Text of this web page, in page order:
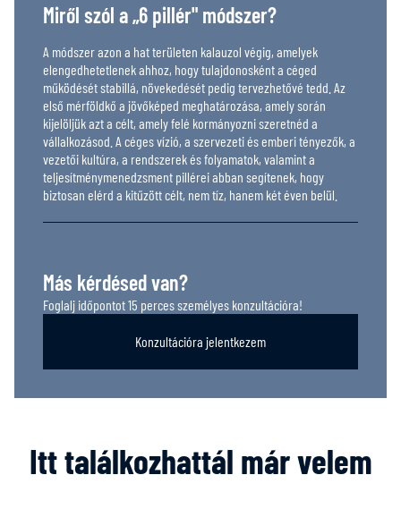
Miről szól a „6 pillér" módszer?
A módszer azon a hat területen kalauzol végig, amelyek
elengedhetetlenek ahhoz, hogy tulajdonosként a céged
működését stabillá, növekedését pedig tervezhetővé tedd. Az
első mérföldkő a jövőképed meghatározása, amely során
kijelöljük azt a célt, amely felé kormányozni szeretnéd a
vállalkozásod. A céges vízió, a szervezeti és emberi tényezők, a
vezetői kultúra, a rendszerek és folyamatok, valamint a
teljesítménymenedzsment pillérei abban segítenek, hogy
biztosan elérd a kitűzött célt, nem tíz, hanem két éven belül.
Más kérdésed van?
Foglalj időpontot 15 perces személyes konzultációra!
Konzultációra jelentkezem
Itt találkozhattál már velem